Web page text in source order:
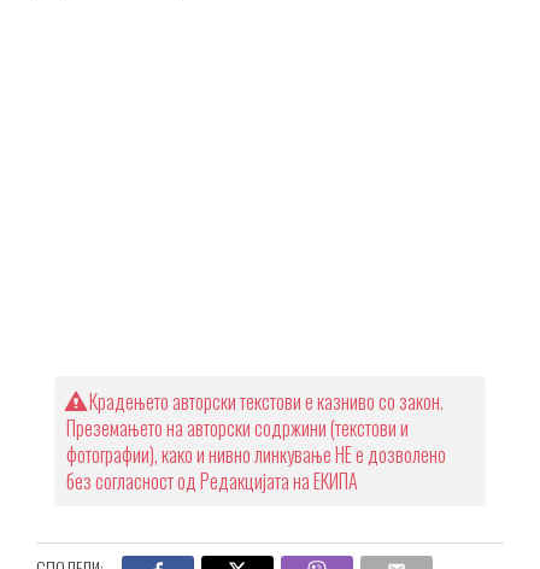
Крадењето авторски текстови е казниво со закон.
Преземањето на авторски содржини (текстови и
фотографии), како и нивно линкување НЕ е дозволено
без согласност од Редакцијата на ЕКИПА